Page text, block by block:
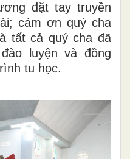
đặt tay truyền
cảm ơn quý cha
tất cả quý cha đã
luyện và đồng
tu học.